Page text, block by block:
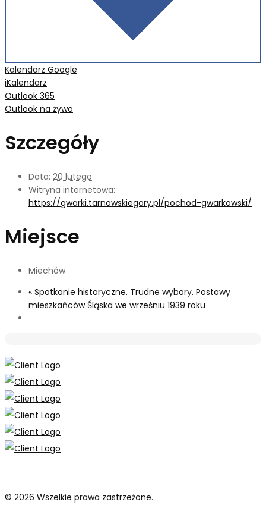
Kalendarz Google
iKalendarz
Outlook 365
Outlook na żywo
Szczegóły
Data: 20 lutego
Witryna internetowa:
https://gwarki.tarnowskiegory.pl/pochod-gwarkowski/
Miejsce
Miechów
« Spotkanie historyczne. Trudne wybory. Postawy
mieszkańców Śląska we wrześniu 1939 roku
© 2026 Wszelkie prawa zastrzeżone.